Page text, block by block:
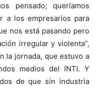
pensado; queríamos
a los empresarios para
nos está pasando pero
irregular y violenta”,
la jornada, que estuvo a
medios del INTI. Y
de que sin industria